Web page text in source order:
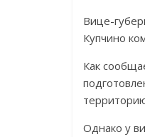
Вице-
Купчино
Как
Однако у